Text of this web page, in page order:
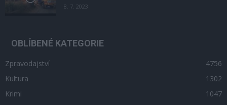
8. 7. 2023
OBLÍBENÉ KATEGORIE
Zpravodajství
4756
Kultura
1302
Krimi
1047